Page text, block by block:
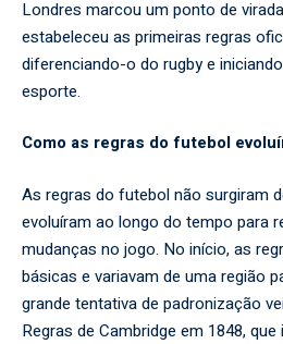
Londres marcou um ponto de
estabeleceu as primeiras regras
diferenciando-o do rugby e
esporte.
Como as regras do futebol
As regras do futebol não surgiram
evoluíram ao longo do tempo para
mudanças no jogo. No início, as
básicas e variavam de uma região
grande tentativa de padronização
Regras de Cambridge em 1848,